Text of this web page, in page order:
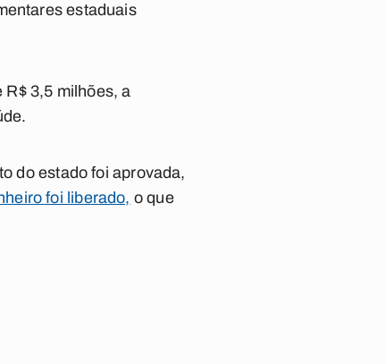
estaduais
3,5 milhões, a
do estado foi aprovada,
foi liberado, o que